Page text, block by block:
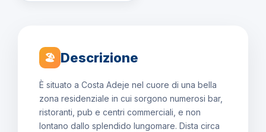
🏖 Descrizione
È situato a Costa Adeje nel cuore di una bella
zona residenziale in cui sorgono numerosi bar,
ristoranti, pub e centri commerciali, e non
lontano dallo splendido lungomare. Dista circa